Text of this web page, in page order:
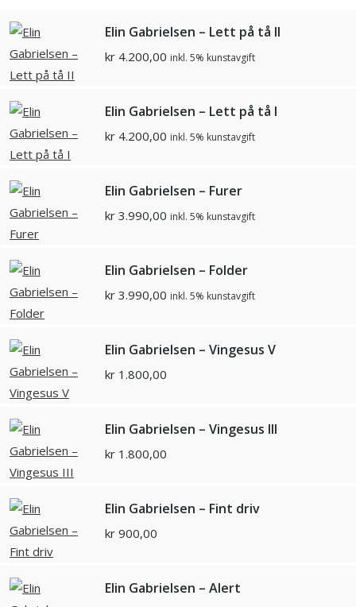
Elin Gabrielsen – Lett på tå II
kr 4.200,00 inkl. 5% kunstavgift
Elin Gabrielsen – Lett på tå I
kr 4.200,00 inkl. 5% kunstavgift
Elin Gabrielsen – Furer
kr 3.990,00 inkl. 5% kunstavgift
Elin Gabrielsen – Folder
kr 3.990,00 inkl. 5% kunstavgift
Elin Gabrielsen – Vingesus V
kr 1.800,00
Elin Gabrielsen – Vingesus III
kr 1.800,00
Elin Gabrielsen – Fint driv
kr 900,00
Elin Gabrielsen – Alert